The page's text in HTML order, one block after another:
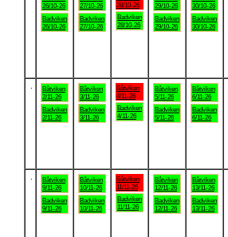
26/10-26
Badviken
26/10-26
27/10-26
Badviken
27/10-26
28/10-26
Badviken
28/10-26
29/10-26
Badviken
29/10-26
30/10-26
Badviken
30/10-26
Båtviken
2/11-26
Badviken
2/11-26
Båtviken
3/11-26
Badviken
3/11-26
Båtviken
4/11-26
Badviken
4/11-26
Båtviken
5/11-26
Badviken
5/11-26
Båtviken
6/11-26
Badviken
6/11-26
Båtviken
9/11-26
Badviken
9/11-26
Båtviken
10/11-26
Badviken
10/11-26
Båtviken
11/11-26
Badviken
11/11-26
Båtviken
12/11-26
Badviken
12/11-26
Båtviken
13/11-26
Badviken
13/11-26